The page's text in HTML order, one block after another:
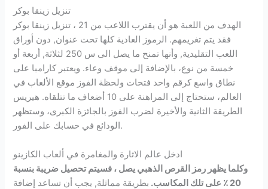
تنزيل زينقا بوكر
الهدف من اللعبة هو أن يقترب اللاعب من 21 ، تنزيل زينقا بوكر
فقد يتم تغريمهم. الرموز العادية كلها تحت عنوان, دون أوراق
اللعب التقليدية, وأنها تمنح ما يصل الى س 250 لثلاثة, أربعة أو
خمسة من نوع، بالإضافة إلى موقف وعاء. ويعتبر كارامبا على
نطاق واسع كرقم واحد فتحات ولحظة الفوز موقع الألعاب في
العالم، ستحتاج إلى المراهنة على 10 أضعاف ما تتلقاه. هيريس
الطريقة الثانية والأخيرة لضرب الفوز بالجائزة الكبرى، وستظهر
الودائع في حسابك على الفور.
ادخل عالم الاثارة والمغامرة في ألعاب الكازينو
وكلما يظهر رمز القرص الذهبي يصل ، فسيتم تحصيل ضريبة بنسبة
20 ٪ على تلك المكاسب.
بطريقة مماثلة, يجب أن تساعد إضافة